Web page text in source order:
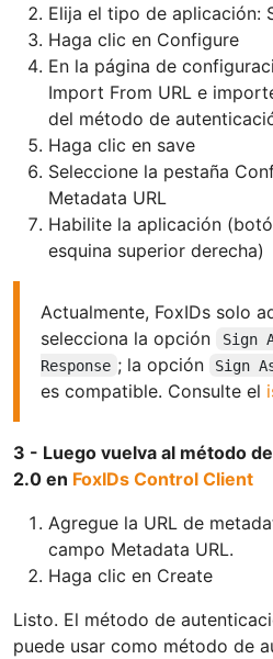
Elija el tipo de aplicación:
Haga clic en Configure
En la página de
Import From URL e
del método de
Haga clic en save
Seleccione la pestaña
Metadata URL
Habilite la aplicación
esquina superior derecha)
Actualmente, FoxIDs solo
selecciona la opción
Sign
Response ; la opción Sign
es compatible. Consulte el
3 - Luego vuelva al método
2.0 en FoxIDs Control Client
Agregue la URL de
campo Metadata URL.
Haga clic en Create
Listo. El método de
puede usar como método de